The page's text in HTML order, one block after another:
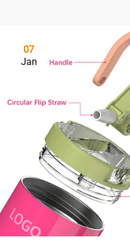
07
Jan